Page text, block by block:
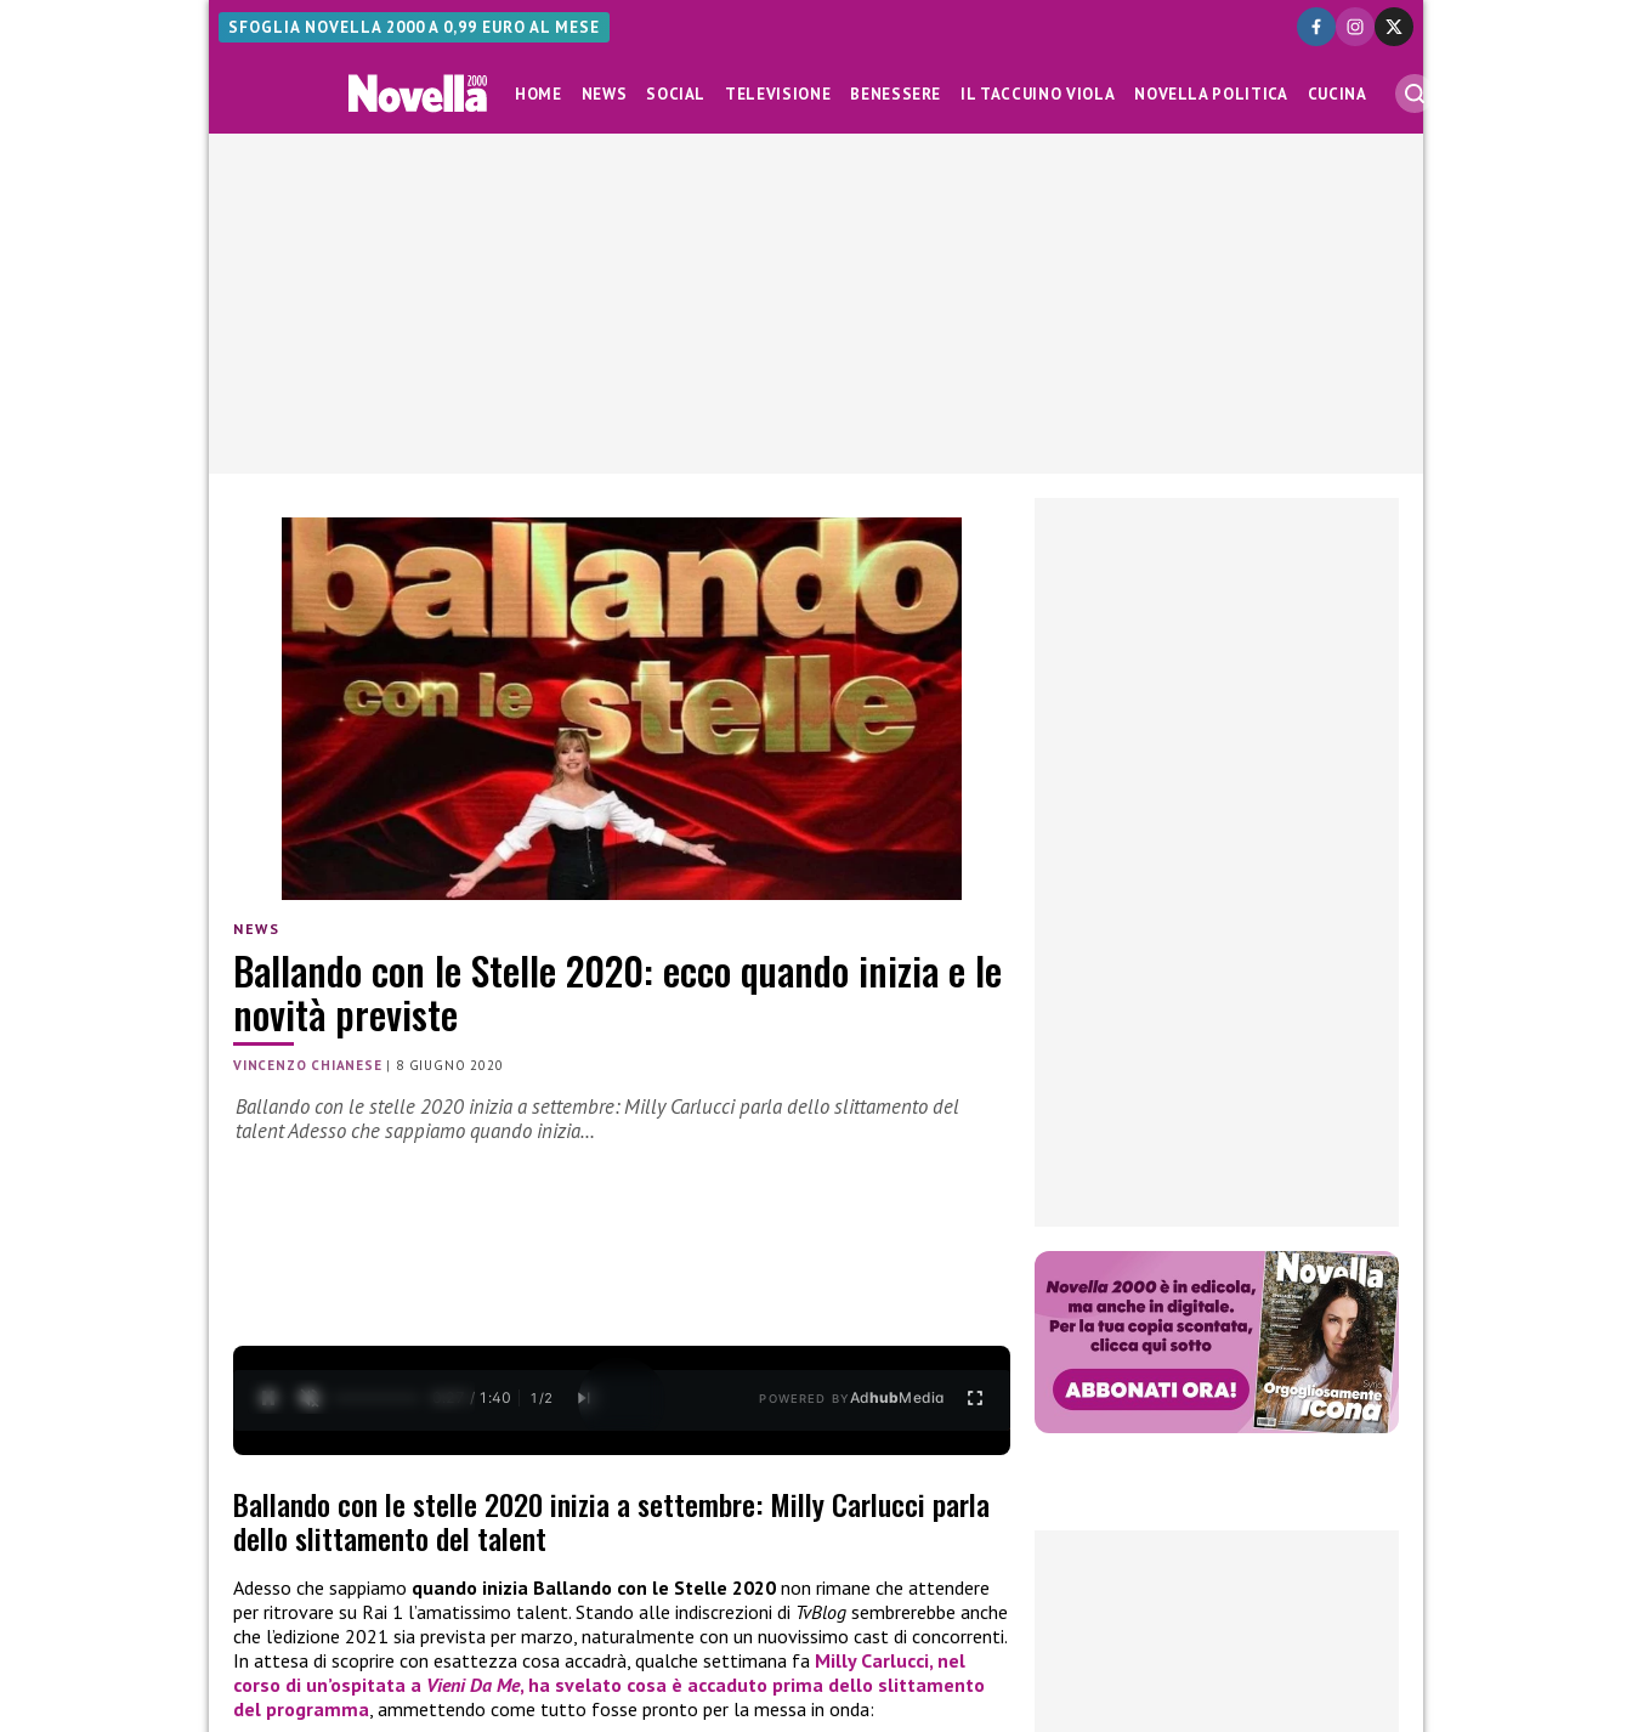
SFOGLIA NOVELLA 2000 A 0,99 EURO AL MESE
HOME NEWS SOCIAL TELEVISIONE BENESSERE IL TACCUINO VIOLA NOVELLA POLITICA CUCINA
NEWS
Ballando con le Stelle 2020: ecco quando inizia e le
novità previste
VINCENZO CHIANESE | 8 GIUGNO 2020
Ballando con le stelle 2020 inizia a settembre: Milly Carlucci parla dello slittamento del
talent Adesso che sappiamo quando inizia…
0:28 / 1:40 1 /2 POWERED BYAdhubMedia
Ballando con le stelle 2020 inizia a settembre: Milly Carlucci parla
dello slittamento del talent
Adesso che sappiamo quando inizia Ballando con le Stelle 2020 non rimane che attendere
per ritrovare su Rai 1 l’amatissimo talent. Stando alle indiscrezioni di TvBlog sembrerebbe anche
che l’edizione 2021 sia prevista per marzo, naturalmente con un nuovissimo cast di concorrenti.
In attesa di scoprire con esattezza cosa accadrà, qualche settimana fa Milly Carlucci, nel
corso di un’ospitata a Vieni Da Me, ha svelato cosa è accaduto prima dello slittamento
del programma, ammettendo come tutto fosse pronto per la messa in onda: